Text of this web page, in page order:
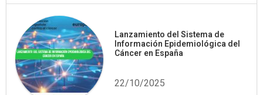
Lanzamiento del Sistema de
Información Epidemiológica del
Cáncer en España
22/10/2025